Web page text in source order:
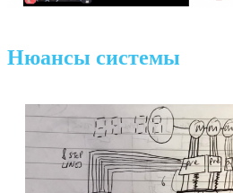
Нюансы системы